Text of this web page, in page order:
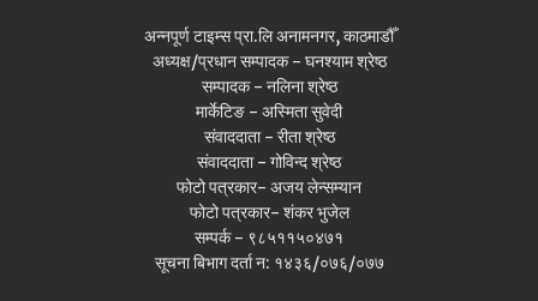
अन्नपूर्ण टाइम्स प्रा.लि अनामनगर, काठमाडौँ
अध्यक्ष/प्रधान सम्पादक - घनश्याम श्रेष्ठ
सम्पादक - नलिना श्रेष्ठ
मार्केटिङ - अस्मिता सुवेदी
संवाददाता - रीता श्रेष्ठ
संवाददाता - गोविन्द श्रेष्ठ
फोटो पत्रकार- अजय लेन्सम्यान
फोटो पत्रकार- शंकर भुजेल
सम्पर्क - ९८५११५०४७१
सूचना बिभाग दर्ता न: १४३६/०७६/०७७